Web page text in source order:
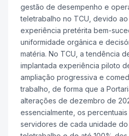
gestão de desempenho e
teletrabalho no TCU, devido
experiência pretérita bem-
uniformidade orgânica e
matéria. No TCU, a tendência
implantada experiência piloto
ampliação progressiva e
trabalho, de forma que a
alterações de dezembro de
essencialmente, os
servidores de cada unidade do